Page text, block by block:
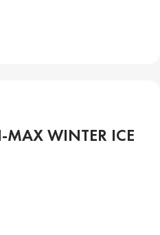
MAX WINTER ICE